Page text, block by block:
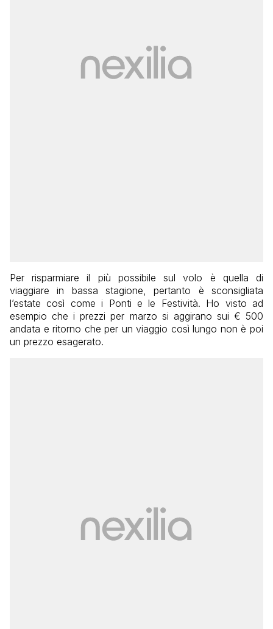
Per risparmiare il più possibile sul volo è quella di
viaggiare in bassa stagione, pertanto è sconsigliata
l’estate così come i Ponti e le Festività. Ho visto ad
esempio che i prezzi per marzo si aggirano sui € 500
andata e ritorno che per un viaggio così lungo non è poi
un prezzo esagerato.